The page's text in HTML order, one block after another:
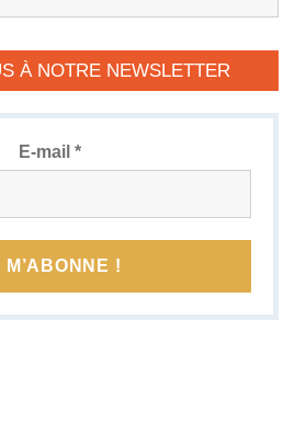
À NOTRE NEWSLETTER
E-mail *